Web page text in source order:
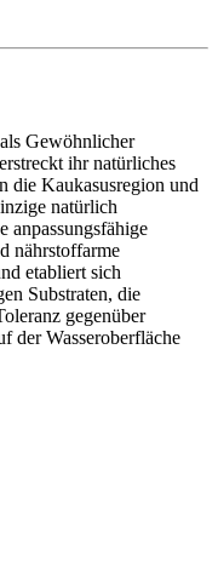
Gewöhnlicher
ihr natürliches
die Kaukasusregion und
natürlich
anpassungsfähige
nährstoffarme
etabliert sich
Substraten, die
gegenüber
der Wasseroberfläche